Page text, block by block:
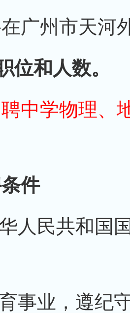
广州市天河
位和人数。
中学物理、
件
人民共和国
事业，遵纪